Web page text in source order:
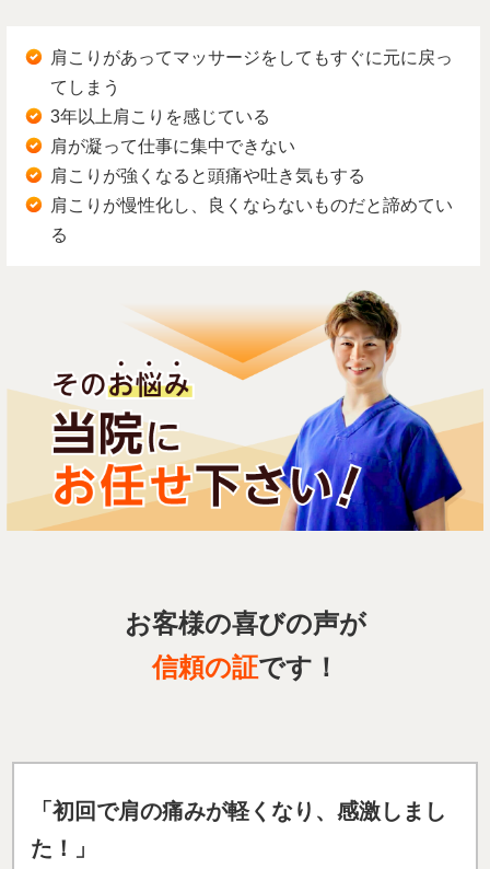
肩こりがあってマッサージをしてもすぐに元に戻っ
てしまう
3年以上肩こりを感じている
肩が凝って仕事に集中できない
肩こりが強くなると頭痛や吐き気もする
肩こりが慢性化し、良くならないものだと諦めてい
る
お客様の喜びの声が
信頼の証です！
「初回で肩の痛みが軽くなり、感激しまし
た！」